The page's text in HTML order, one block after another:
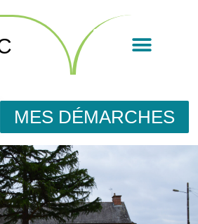
MES DÉMARCHES